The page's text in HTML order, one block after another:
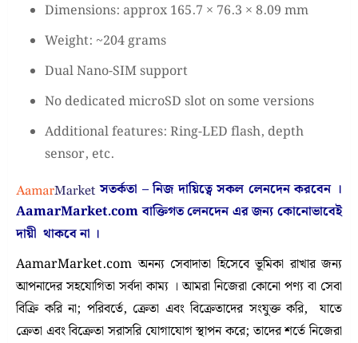
Dimensions: approx 165.7 × 76.3 × 8.09 mm
Weight: ~204 grams
Dual Nano-SIM support
No dedicated microSD slot on some versions
Additional features: Ring-LED flash, depth
sensor, etc.
সতর্কতা – নিজ দায়িত্বে সকল লেনদেন করবেন ।
AamarMarket.comবাক্তিগত লেনদেন এর জন্য কোনোভাবেই
দায়ী থাকবে না ।
AamarMarket.com অনন্য সেবাদাতা হিসেবে ভূমিকা রাখার জন্য
আপনাদের সহযোগিতা সর্বদা কাম্য । আমরা নিজেরা কোনো পণ্য বা সেবা
বিক্রি করি না; পরিবর্তে, ক্রেতা এবং বিক্রেতাদের সংযুক্ত করি, যাতে
ক্রেতা এবং বিক্রেতা সরাসরি যোগাযোগ স্থাপন করে; তাদের শর্তে নিজেরা